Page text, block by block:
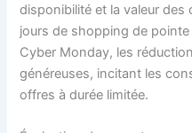
disponibilité et la valeur des
jours de shopping de
Cyber Monday, les
généreuses, incitant les
offres à durée limitée.